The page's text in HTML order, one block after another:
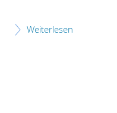
Weiterlesen